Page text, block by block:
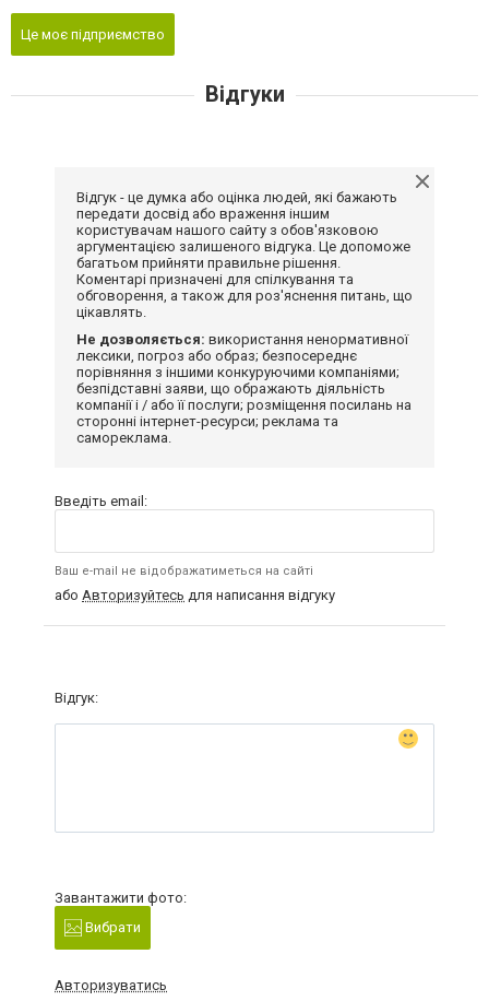
Це моє підприємство
Відгуки
Відгук - це думка або оцінка людей, які бажають
передати досвід або враження іншим
користувачам нашого сайту з обов'язковою
аргументацією залишеного відгука. Це допоможе
багатьом прийняти правильне рішення.
Коментарі призначені для спілкування та
обговорення, а також для роз'яснення питань, що
цікавлять.
Не дозволяється: використання ненормативної
лексики, погроз або образ; безпосереднє
порівняння з іншими конкуруючими компаніями;
безпідставні заяви, що ображають діяльність
компанії і / або її послуги; розміщення посилань на
сторонні інтернет-ресурси; реклама та
самореклама.
Введіть email:
Ваш e-mail не відображатиметься на сайті
або Авторизуйтесь для написання відгуку
Відгук:
Завантажити фото:
Вибрати
Авторизуватись